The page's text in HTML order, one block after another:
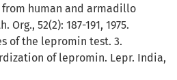
human and armadillo
52(2): 187-191, 1975.
of the lepromin test. 3.
of lepromin. Lepr. India,